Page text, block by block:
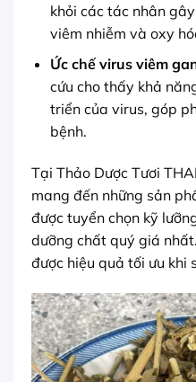
khỏi các tác nhân
viêm nhiễm và oxy
Ức chế virus viêm
cứu cho thấy khả
triển của virus, góp
bệnh.
Tại Thảo Dược Tươi
mang đến những sản
được tuyển chọn kỹ
dưỡng chất quý giá
được hiệu quả tối ưu khi